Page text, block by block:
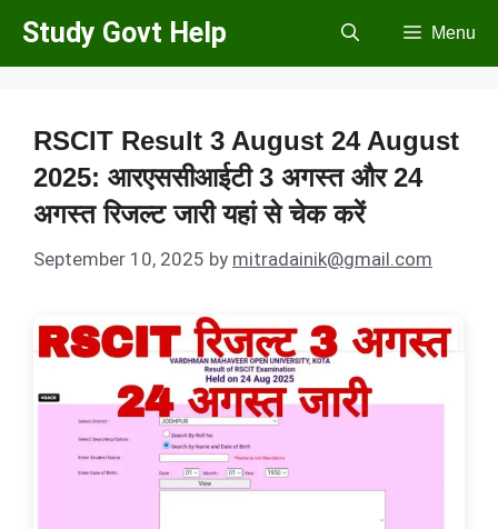
Skip
Study Govt Help Menu
RSCIT Result 3 August 24 August
2025: आरएससीआईटी 3 अगस्त और 24
अगस्त रिजल्ट जारी यहां से चेक करें
September 10, 2025 by mitradainik@gmail.com